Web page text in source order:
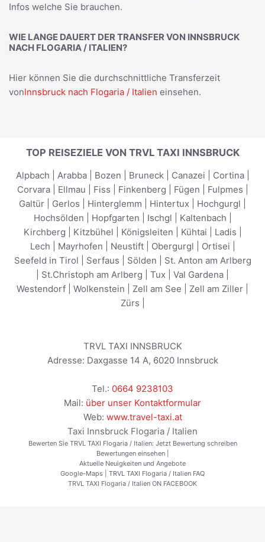
Infos welche Sie brauchen.
WIE LANGE DAUERT DER TRANSFER VON INNSBRUCK
NACH FLOGARIA / ITALIEN?
Hier können Sie die durchschnittliche Transferzeit
vonInnsbruck nach Flogaria / Italien einsehen.
TOP REISEZIELE VON TRVL TAXI INNSBRUCK
Alpbach Arabba| Bozen Bruneck Canazei Cortina|
Corvara| Ellmau Fiss Finkenberg Fügen Fulpmes
Galtür
Gerlos Hinterglemm Hintertux Hochgurgl
Hochsölden
Hopfgarten Ischgl Kaltenbach
Kirchberg
Kitzbühel Königsleiten Kühtai Ladis
Lech
Mayrhofen Neustift| Obergurgl Ortisei
Seefeld in Tirol
Serfaus Sölden
St. Anton am Arlberg
St.Christoph am Arlberg Tux Val Gardena
Westendorf
Wolkenstein Zell am See Zell am Ziller
Zürs
TRVL TAXI INNSBRUCK
Adresse: Daxgasse 14 A, 6020 Innsbruck
Tel.: 0664 9238103
Mail: über unser Kontaktformular
Web: www.travel-taxi.at
Taxi Innsbruck Flogaria / Italien
Bewerten Sie TRVL TAXI Flogaria / Italien: Jetzt Bewertung schreiben
Bewertungen einsehen|
Aktuelle Neuigkeiten und Angebote
Google-Maps
TRVL TAXI Flogaria / Italien FAQ
TRVL TAXI Flogaria / Italien ON FACEBOOK